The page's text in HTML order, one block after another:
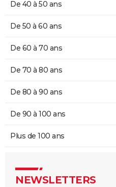
De 40 à 50 ans
De 50 à 60 ans
De 60 à 70 ans
De 70 à 80 ans
De 80 à 90 ans
De 90 à 100 ans
Plus de 100 ans
NEWSLETTERS